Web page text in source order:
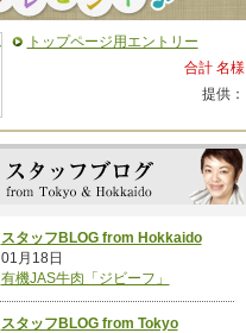
トップページ用エントリー
合計 名様
提供：
スタッフBLOG from Hokkaido
01月18日
有機JAS牛肉「ジビーフ」
スタッフBLOG from Tokyo